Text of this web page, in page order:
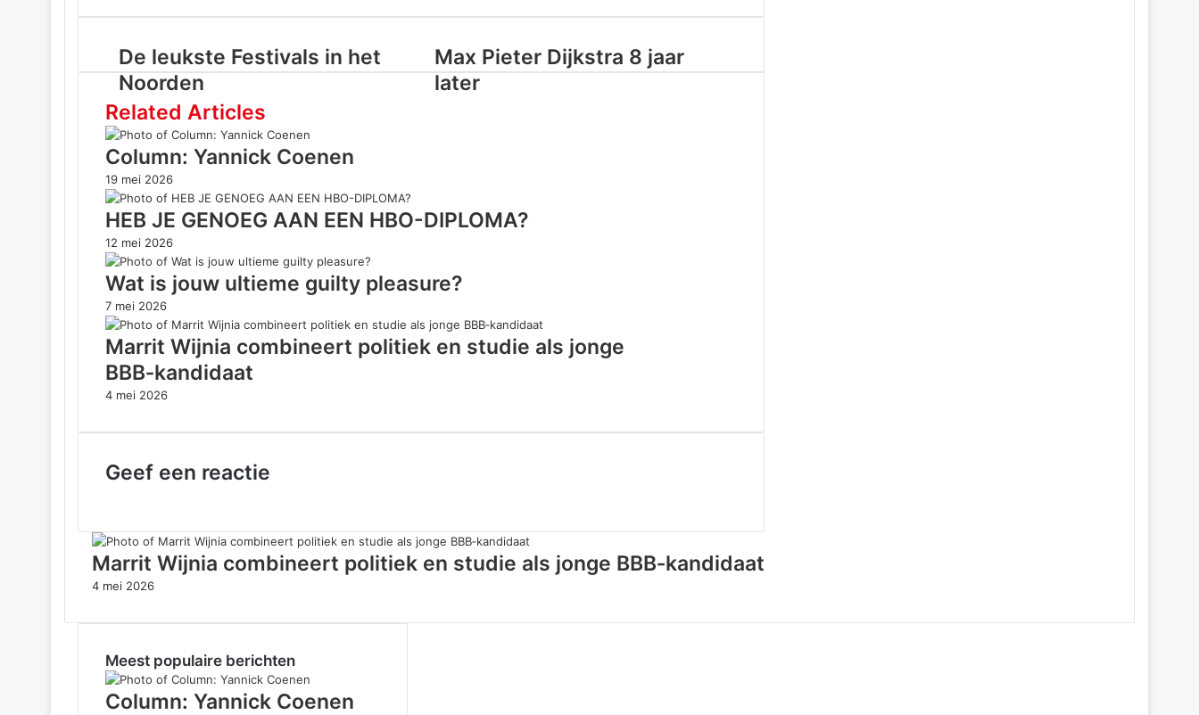
De leukste Festivals in het
Noorden
Max Pieter Dijkstra 8 jaar
later
Related Articles
Column: Yannick Coenen
19 mei 2026
HEB JE GENOEG AAN EEN HBO-DIPLOMA?
12 mei 2026
Wat is jouw ultieme guilty pleasure?
7 mei 2026
Marrit Wijnia combineert politiek en studie als jonge
BBB‑kandidaat
4 mei 2026
Geef een reactie
Marrit Wijnia combineert politiek en studie als jonge BBB‑kandidaat
4 mei 2026
Meest populaire berichten
Column: Yannick Coenen